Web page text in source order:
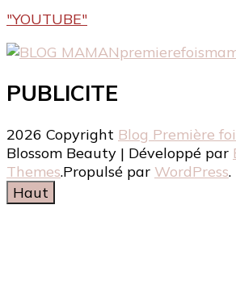
"YOUTUBE"
PUBLICITE
2026 Copyright Blog Première
Blossom Beauty | Développé par
Themes.Propulsé par WordPress.
Haut